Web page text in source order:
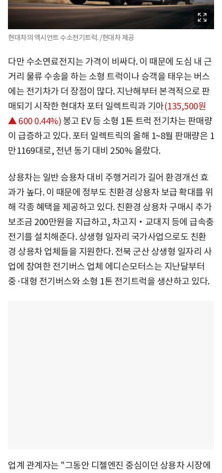
현대차의 엑시언트 수소전기트럭. /현대차 제공
다만 수소연료전지는 가격이 비싸다. 이 때문에 도심 내 근
거리 물류 수송을 하는 소형 트럭이나 승객을 태우는 버스
에는 전기차가 더 장점이 많다. 지난해부터 본격적으로 판
매되기 시작한 현대차 포터 일렉트릭과 기아(135,500원
▲ 600 0.44%) 봉고 EV 등 소형 1톤 트럭 전기차는 판매량
이 급증하고 있다. 포터 일렉트릭의 올해 1~8월 판매량은 1
만1169대로, 전년 동기 대비 250% 올랐다.
상용차는 일반 승용차 대비 주행거리가 길어 환경개선 효
과가 높다. 이 때문에 정부도 친환경 상용차 보급 확대를 위
해 각종 혜택을 제공하고 있다. 친환경 상용차 구매시 추가
보조금 200만원을 지급하고, 차고지‧교대지 등에 급속충
전기를 설치해준다. 상생형 일자리 국가사업으로도 친환
경 상용차 업체들을 지원한다. 전북 군산 상생형 일자리 사
업에 참여한 전기버스 업체 에디슨모터스는 지난달부터
중·대형 전기버스와 소형 1톤 전기트럭을 생산하고 있다.
업계 관계자는 "그동안 디젤엔진 중심이던 상용차 시장에